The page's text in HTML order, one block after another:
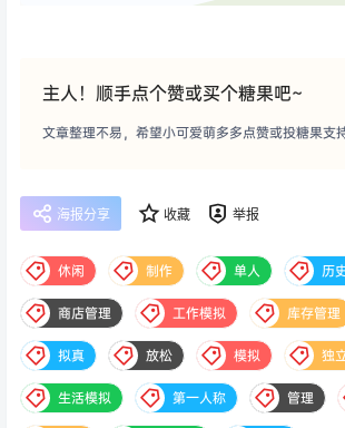
主人！顺手点个赞或买个糖果吧~
文章整理不易，希望小可爱萌多多点赞或投糖果支
海报分享 收藏 举报
休闲 制作 单人 历
商店管理 工作模拟 库存管理
拟真 放松 模拟 独
生活模拟 第一人称 管理